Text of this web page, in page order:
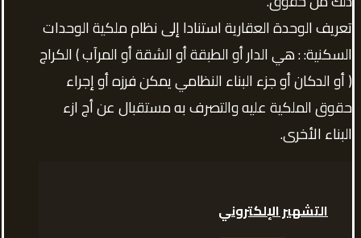
تعريف الوحدة العقارية استنادا إلى نظام ملكية الوحدات
السكنية: : هي الدار أو الطبقة أو الشقة أو المرآب ) الكراج
( أو الدكان أو جزء البناء النظامي يمكن فرزه أو إجراء
حقوق الملكية عليه والتصرف به مستقبال عن أج ازء
البناء الأخرى.
التشهير الإلكتروني